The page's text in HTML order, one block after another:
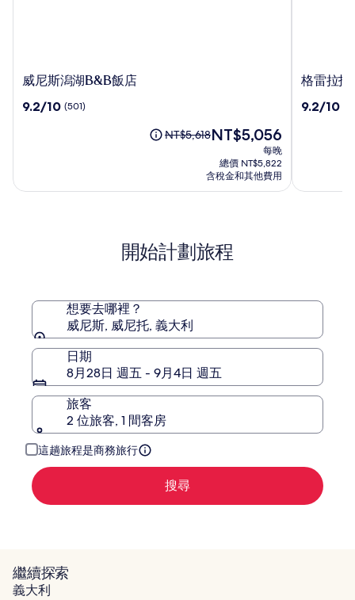
威
斯
店
威尼斯潟湖B&B飯店
9.2
9.2/10 (501)
原
NT$5,618，
查
房
價
多
資
訊。
NT$5,618現
價
格
為
NT$5,056
每晚
總價 NT$5,822
含稅金和其他費用
格
拉
格雷拉托
9.2
9.2/10
開始計劃旅程
想要去哪裡？
威尼斯, 威尼托, 義大利
日期
8月28日 週五 - 9月4日 週五
旅客
2 位旅客, 1 間客房
這趟旅程是商務旅行
搜尋
繼續探索
義大利